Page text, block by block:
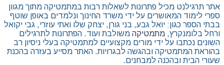
אתר תרגילנט מכיל פתרונות לשאלות רבות במתמטיקה מתוך מגוון
ספרי לימוד המאושרים על ידי משרד החינוך ונלמדים באופן שוטף
בבתי הספר כגון: יואל גבע, בני גורן, יצחק שלו ואתי עוזרי, גבי יקואל
ורחל בלומנקרץ, מתמטיקה משולבת ועוד. הפתרונות לתרגילים
השונים נכתבו על ידי מורים מקצועיים למתמטיקה בעלי ניסיון רב
בהוראת המתמטיקה ובהגשה לבגרויות. האתר מסייע בעזרה בהכנת
שעורי הבית ובהכנה למבחנים.